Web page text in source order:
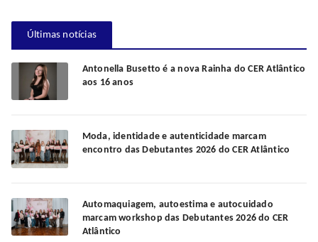
Últimas notícias
Antonella Busetto é a nova Rainha do CER Atlântico
aos 16 anos
Moda, identidade e autenticidade marcam
encontro das Debutantes 2026 do CER Atlântico
Automaquiagem, autoestima e autocuidado
marcam workshop das Debutantes 2026 do CER
Atlântico